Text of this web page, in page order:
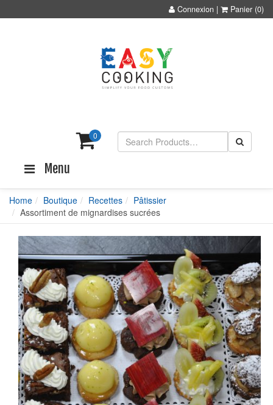
Connexion | Panier (0)
0
Menu
Home Boutique Recettes
Pâtissier
Assortiment de mignardises sucrées